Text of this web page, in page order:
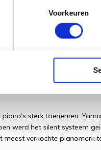
Voorkeuren
Yamaha RF Silent systeem.
studeren, zonder dat uw
een hoofdtelefoon
erg populair en waardevast.
pianist.
sterk toenemen.
werd het silent systeem
verkochte pianomerk